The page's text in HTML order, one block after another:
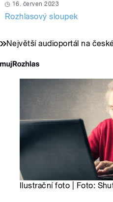
16. červen 2023
Rozhlasový sloupek
Největší audioportál na
Ilustrační foto | Foto: